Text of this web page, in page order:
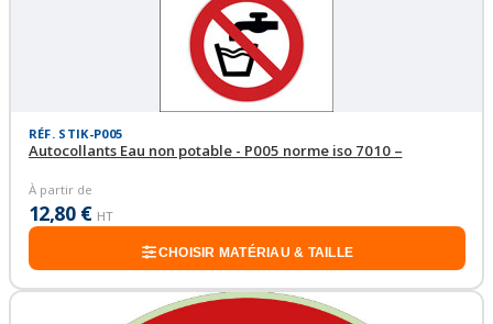
RÉF. STIK-P005
Autocollants Eau non potable - P005 norme iso 7010 –
À partir de
12,80 € HT
CHOISIR MATÉRIAU & TAILLE